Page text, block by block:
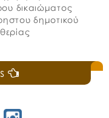
δικαιώματος
δημοτικού